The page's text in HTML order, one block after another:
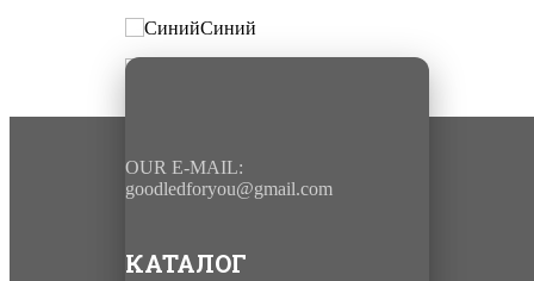
Синий
OUR E-MAIL:
goodledforyou@gmail.cоm
КАТАЛОГ